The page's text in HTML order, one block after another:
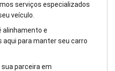
serviços especializados
veículo.
alinhamento e
para manter seu carro
parceira em